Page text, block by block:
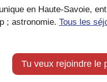
en Haute-Savoie,
; astronomie. Tous les
Tu veux rejoindre le